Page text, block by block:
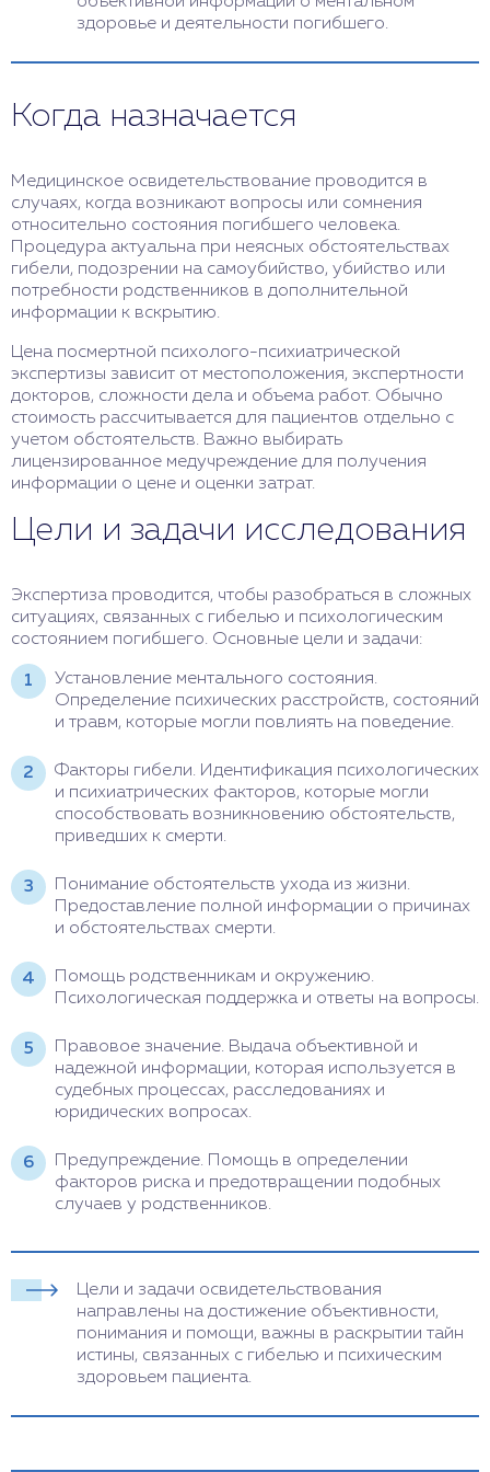
здоровье и деятельности погибшего.
Когда назначается
Медицинское освидетельствование проводится в
случаях, когда возникают вопросы или сомнения
относительно состояния погибшего человека.
Процедура актуальна при неясных обстоятельствах
гибели, подозрении на самоубийство, убийство или
потребности родственников в дополнительной
информации к вскрытию.
Цена посмертной психолого-психиатрической
экспертизы зависит от местоположения, экспертности
докторов, сложности дела и объема работ. Обычно
стоимость рассчитывается для пациентов отдельно с
учетом обстоятельств. Важно выбирать
лицензированное медучреждение для получения
информации о цене и оценки затрат.
Цели и задачи исследования
Экспертиза проводится, чтобы разобраться в сложных
ситуациях, связанных с гибелью и психологическим
состоянием погибшего. Основные цели и задачи:
Установление ментального состояния.
Определение психических расстройств, состояний
и травм, которые могли повлиять на поведение.
Факторы гибели. Идентификация психологических
и психиатрических факторов, которые могли
способствовать возникновению обстоятельств,
приведших к смерти.
Понимание обстоятельств ухода из жизни.
Предоставление полной информации о причинах
и обстоятельствах смерти.
Помощь родственникам и окружению.
Психологическая поддержка и ответы на вопросы.
Правовое значение. Выдача объективной и
надежной информации, которая используется в
судебных процессах, расследованиях и
юридических вопросах.
Предупреждение. Помощь в определении
факторов риска и предотвращении подобных
случаев у родственников.
Цели и задачи освидетельствования
направлены на достижение объективности,
понимания и помощи, важны в раскрытии тайн
истины, связанных с гибелью и психическим
здоровьем пациента.